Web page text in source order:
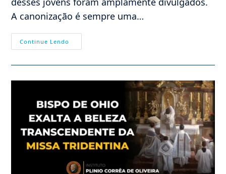
A canonização é sempre uma…
Continue Lendo
Igreja,
Civilização
Força
Arquétipos